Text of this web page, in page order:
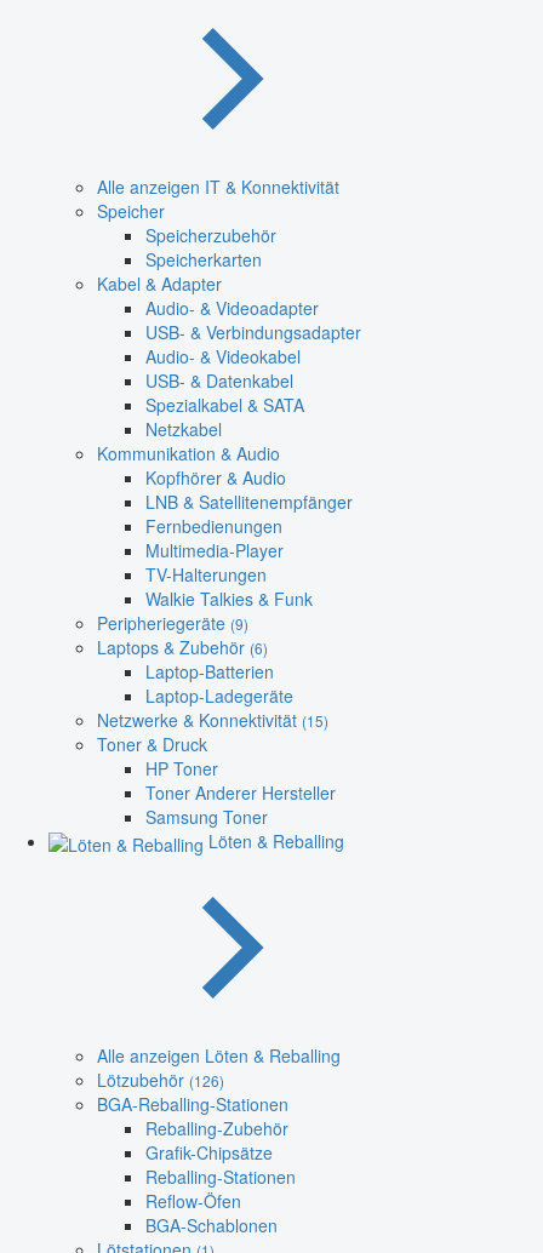
Alle anzeigen IT & Konnektivität
Speicher
Speicherzubehör
Speicherkarten
Kabel & Adapter
Audio- & Videoadapter
USB- & Verbindungsadapter
Audio- & Videokabel
USB- & Datenkabel
Spezialkabel & SATA
Netzkabel
Kommunikation & Audio
Kopfhörer & Audio
LNB & Satellitenempfänger
Fernbedienungen
Multimedia-Player
TV-Halterungen
Walkie Talkies & Funk
Peripheriegeräte (9)
Laptops & Zubehör (6)
Laptop-Batterien
Laptop-Ladegeräte
Netzwerke & Konnektivität (15)
Toner & Druck
HP Toner
Toner Anderer Hersteller
Samsung Toner
Löten & Reballing
Alle anzeigen Löten & Reballing
Lötzubehör (126)
BGA-Reballing-Stationen
Reballing-Zubehör
Grafik-Chipsätze
Reballing-Stationen
Reflow-Öfen
BGA-Schablonen